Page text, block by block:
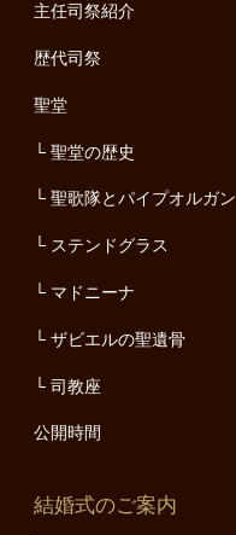
主任司祭紹介
歴代司祭
聖堂
聖堂の歴史
聖歌隊とパイプオルガン
ステンドグラス
マドニーナ
ザビエルの聖遺骨
司教座
公開時間
結婚式のご案内